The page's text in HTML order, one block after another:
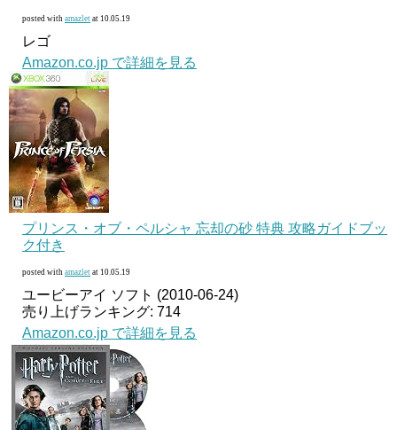
posted with amazlet at 10.05.19
レゴ
Amazon.co.jp で詳細を見る
プリンス・オブ・ペルシャ 忘却の砂 特典 攻略ガイドブッ
ク付き
posted with amazlet at 10.05.19
ユービーアイ ソフト (2010-06-24)
売り上げランキング: 714
Amazon.co.jp で詳細を見る